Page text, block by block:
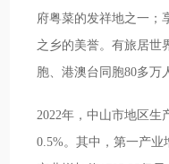
府粤菜的发祥地之一；
之乡的美誉。有旅居世
胞、港澳台同胞80多万
2022年，中山市地区生
0.5%。其中，第一产业